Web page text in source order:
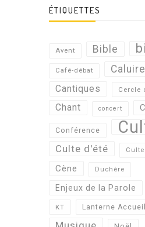
ÉTIQUETTES
Avent Bible
Café-débat Caluire
Cantiques Cercle
Chant concert
Conférence
Culte d'été
Cène Duchère
Enjeux de la Parole
KT Lanterne Accueil